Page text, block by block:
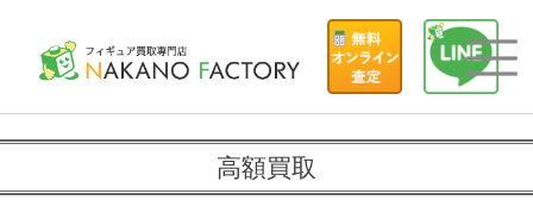
高額買取